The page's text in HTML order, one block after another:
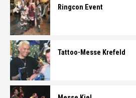
Ringcon Event
Tattoo-Messe Krefeld